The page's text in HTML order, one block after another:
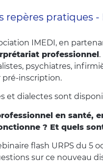
repères pratiques -
IMEDI, en
professionnel
psychiatres,
pré-inscription.
et dialectes sont
en santé,
? Et quels
flash URPS du 5
sur ce nouveau